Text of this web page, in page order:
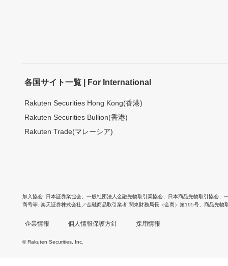
各国サイト一覧 | For International
Rakuten Securities Hong Kong(香港)
Rakuten Securities Bullion(香港)
Rakuten Trade(マレーシア)
加入協会 日本証券業協会 一般社団法人金融先物取引業協会 日本商品先物取引協会
商号等 楽天証券株式会社／金融商品取引業者 関東財務局長（金商）第195号、商品先物
企業情報 個人情報保護方針 採用情報
© Rakuten Securities, Inc.